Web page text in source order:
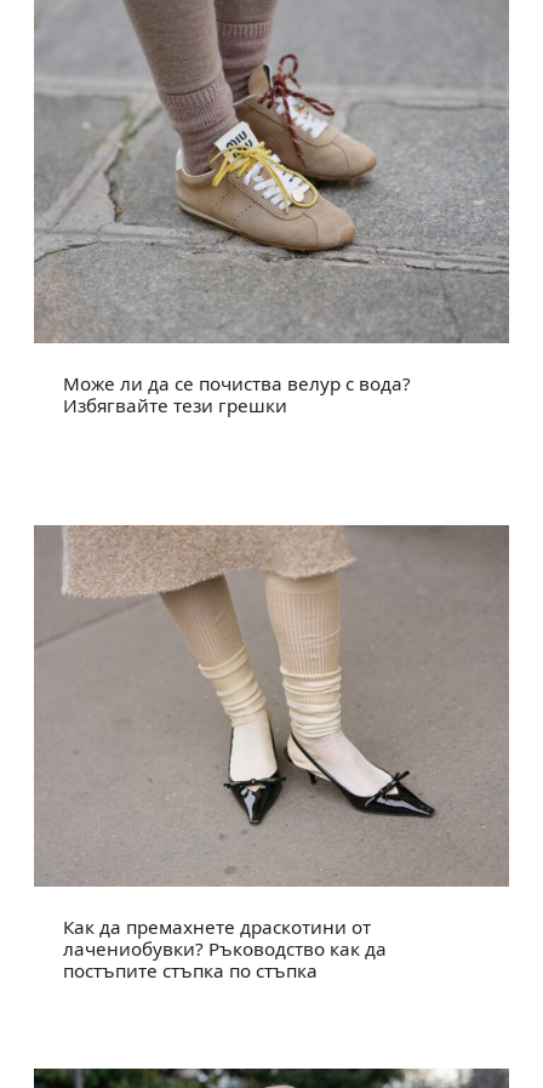
Може ли да се почиства велур с вода?
Избягвайте тези грешки
Как да премахнете драскотини от
лачениобувки? Ръководство как да
постъпите стъпка по стъпка